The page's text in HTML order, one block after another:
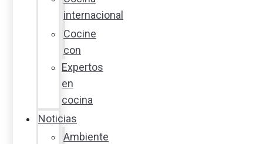
internacional
Cocine
con
Expertos
en
cocina
Noticias
Ambiente